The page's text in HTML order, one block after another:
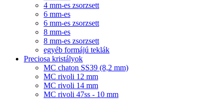
4 mm-es zsorzsett
6 mm-es
6 mm-es zsorzsett
8 mm-es
8 mm-es zsorzsett
egyéb formájú teklák
Preciosa kristályok
MC chaton SS39 (8,2 mm)
MC rivoli 12 mm
MC rivoli 14 mm
MC rivoli 47ss - 10 mm